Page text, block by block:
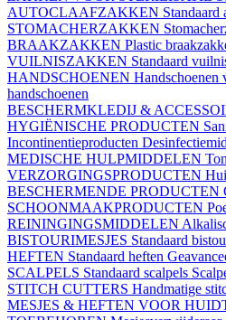
AUTOCLAAFZAKKEN Standaard
STOMACHERZAKKEN
BRAAKZAKKEN Plastic
VUILNISZAKKEN Standaard
HANDSCHOENEN Handschoenen
handschoenen
BESCHERMKLEDIJ &
HYGIËNISCHE PRODUCTEN
Incontinentieproducten
MEDISCHE HULPMIDDELEN
VERZORGINGSPRODUCTEN
BESCHERMENDE PRODUCTEN
SCHOONMAAKPRODUCTEN
REININGINGSMIDDELEN
BISTOURIMESJES Standaard
HEFTEN Standaard heften
SCALPELS Standaard scalpels
STITCH CUTTERS Handmatige
MESJES & HEFTEN VOOR